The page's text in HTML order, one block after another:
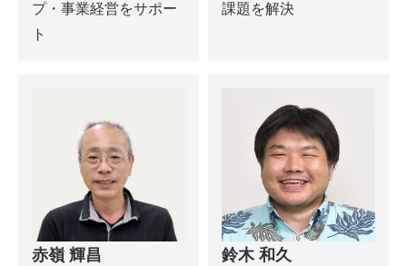
プ・事業経営をサポー
ト
課題を解決
赤嶺 輝昌 鈴木 和久